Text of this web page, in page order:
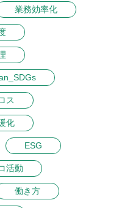
業務効率化
ス
化
ESG
活動
働き方